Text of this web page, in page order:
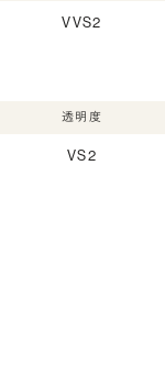
VVS2
透明度
VS2